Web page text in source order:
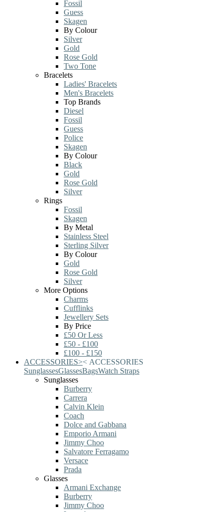
Fossil
Guess
Skagen
By Colour
Silver
Gold
Rose Gold
Two Tone
Bracelets
Ladies' Bracelets
Men's Bracelets
Top Brands
Diesel
Fossil
Guess
Police
Skagen
By Colour
Black
Gold
Rose Gold
Silver
Rings
Fossil
Skagen
By Metal
Stainless Steel
Sterling Silver
By Colour
Gold
Rose Gold
Silver
More Options
Charms
Cufflinks
Jewellery Sets
By Price
£50 Or Less
£50 - £100
£100 - £150
ACCESSORIES>< ACCESSORIES
SunglassesGlassesBagsWatch Straps
Sunglasses
Burberry
Carrera
Calvin Klein
Coach
Dolce and Gabbana
Emporio Armani
Jimmy Choo
Salvatore Ferragamo
Versace
Prada
Glasses
Armani Exchange
Burberry
Jimmy Choo